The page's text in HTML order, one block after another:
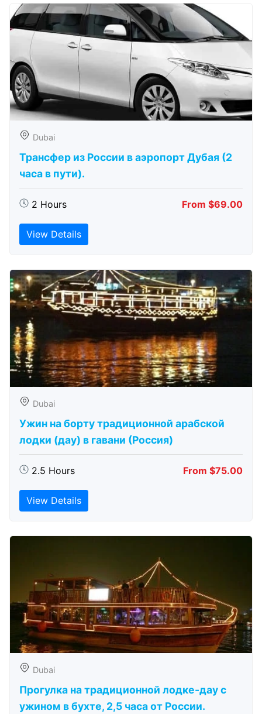
Dubai
Трансфер из России в аэропорт Дубая (2
часа в пути).
2 Hours From $69.00
View Details
Dubai
Ужин на борту традиционной арабской
лодки (дау) в гавани (Россия)
2.5 Hours From $75.00
View Details
Dubai
Прогулка на традиционной лодке-дау с
ужином в бухте, 2,5 часа от России.